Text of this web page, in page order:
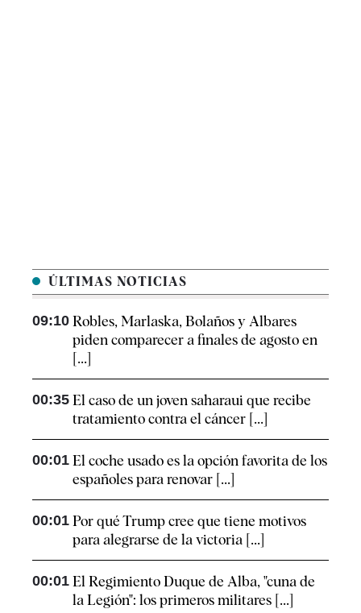
ÚLTIMAS NOTICIAS
09:10 Robles, Marlaska, Bolaños y Albares
piden comparecer a finales de agosto en
[...]
00:35 El caso de un joven saharaui que recibe
tratamiento contra el cáncer [...]
00:01 El coche usado es la opción favorita de los
españoles para renovar [...]
00:01 Por qué Trump cree que tiene motivos
para alegrarse de la victoria [...]
00:01 El Regimiento Duque de Alba, "cuna de
la Legión": los primeros militares [...]